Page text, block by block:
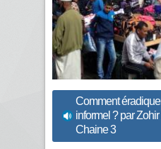
Comment
informel ? par
Chaine 3